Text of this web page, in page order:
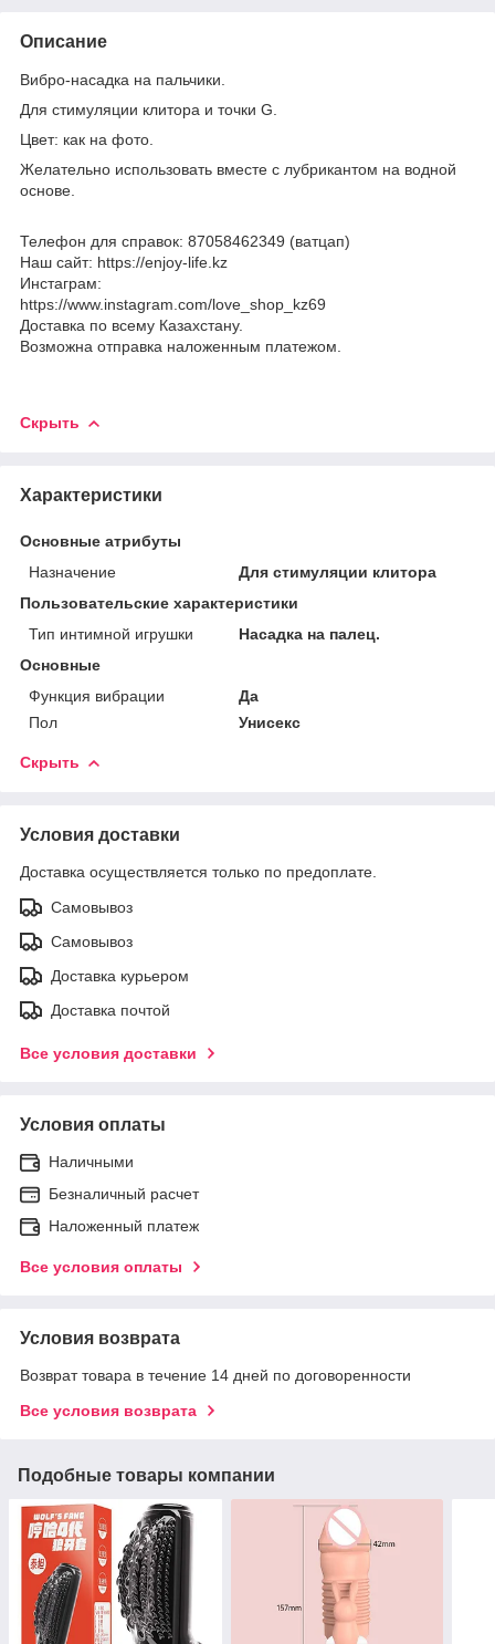
Описание
Вибро-насадка на пальчики.
Для стимуляции клитора и точки G
Цвет: как на фото.
Желательно использовать вместе с лубрикантом на водной
основе.
Телефон для справок: 87058462349 (ватцап)
Наш сайт: https://enjoy-life.kz
Инстаграм:
https://www.instagram.com/love_shop_kz69
Доставка по всему Казахстану.
Возможна отправка наложенным платежом.
Скрыть
Характеристики
Основные атрибуты
Назначение
Для стимуляции клитора
Пользовательские характеристики
Тип интимной игрушки
Насадка на палец.
Основные
Функция вибрации
Да
Пол
Унисекс
Скрыть
Условия доставки
Доставка осуществляется только по предоплате.
Самовывоз
Самовывоз
Доставка курьером
Доставка почтой
Все условия доставки
Условия оплаты
Наличными
Безналичный расчет
Наложенный платеж
Все условия оплаты
Условия возврата
Возврат товара в течение 14 дней по договоренности
Все условия возврата
Подобные товары компании